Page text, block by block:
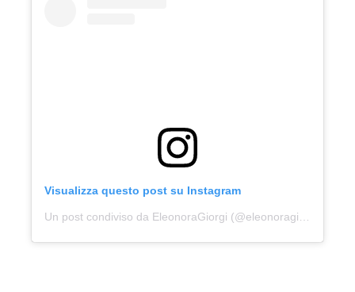
Visualizza questo post su Instagram
Un post condiviso da EleonoraGiorgi (@eleonoragiorgiofficial)